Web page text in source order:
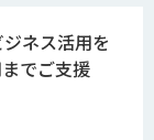
ネス活用を
でご支援